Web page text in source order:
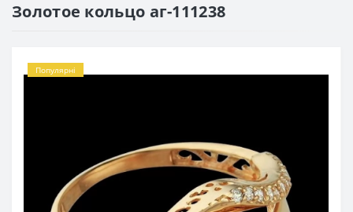
Золотое кольцо аг-111238
Популярні